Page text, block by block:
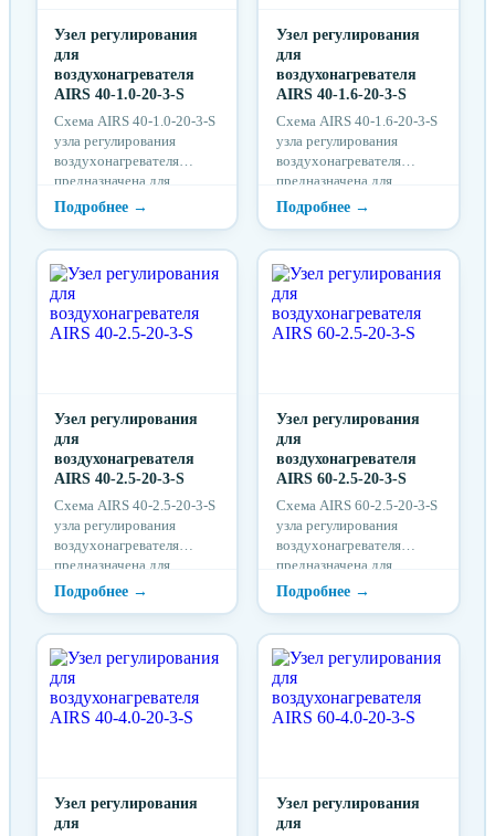
Узел регулирования
для
воздухонагревателя
AIRS 40-1.0-20-3-S
Схема AIRS 40-1.0-20-3-S
узла регулирования
воздухонагревателя
предназначена для
надежной защиты от
разморозки
Узел регулирования
для
воздухонагревателя
AIRS 40-1.6-20-3-S
Схема AIRS 40-1.6-20-3-S
узла регулирования
воздухонагревателя
предназначена для
надежной защиты от
разморозки
Узел регулирования
для
воздухонагревателя
AIRS 40-2.5-20-3-S
Схема AIRS 40-2.5-20-3-S
узла регулирования
воздухонагревателя
предназначена для
надежной защиты от
разморозки
Узел регулирования
для
воздухонагревателя
AIRS 60-2.5-20-3-S
Схема AIRS 60-2.5-20-3-S
узла регулирования
воздухонагревателя
предназначена для
надежной защиты от
разморозки
Узел регулирования
для
Узел регулирования
для